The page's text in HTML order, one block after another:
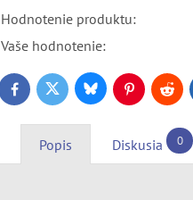
Hodnotenie produktu:
Vaše hodnotenie:
FacebookTwitter BlueskyPinterestReddit
Popis Diskusia 0